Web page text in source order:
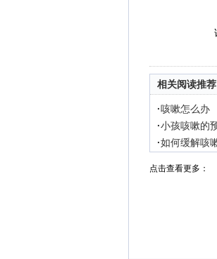
相关阅读推
·咳嗽怎么办
·小孩咳嗽的
·如何缓解咳
点击查看更多：